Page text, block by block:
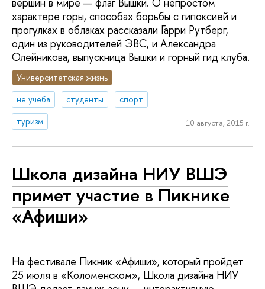
характере горы, способах борьбы с гипоксией и
прогулках в облаках рассказали Гарри Рутберг,
один из руководителей ЭВС, и Александра
Олейникова, выпускница Вышки и горный гид клуба.
Университетская жизнь
не учеба
студенты
спорт
туризм
10 августа, 2015 г.
Школа дизайна НИУ ВШЭ
примет участие в Пикнике
«Афиши»
На фестивале Пикник «Афиши», который пройдет
25 июля в «Коломенском», Школа дизайна НИУ